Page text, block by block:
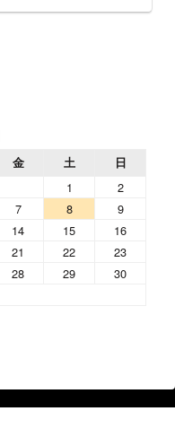
金 土 日
1
2
7 8
9
14 15
16
21 22
23
28 29
30